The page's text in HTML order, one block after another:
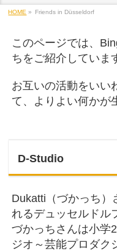
HOME » Friends in Düsseldorf
このページでは、
ちをご紹介していま
お互いの活動をいい
て、よりよい何かが
D-Studio
Dukatti（づかっち）
れるデュッセルドル
づかっちさんは小学
ジオ～芸能プロダク